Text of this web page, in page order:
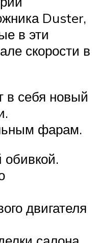
Duster,
в эти
скорости в
в себя новый
фарам.
обивкой.
двигателя